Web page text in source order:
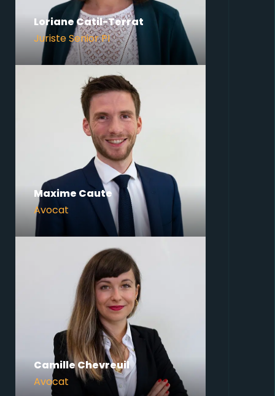
Loriane Catil-Terrat
Juriste Senior PI
Maxime Caute
Avocat
Camille Chevreuil
Avocat